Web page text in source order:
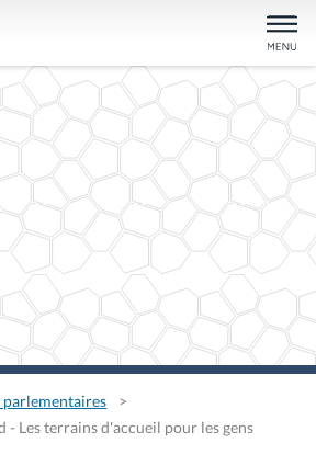
Les terrains d'accueil pour les gens